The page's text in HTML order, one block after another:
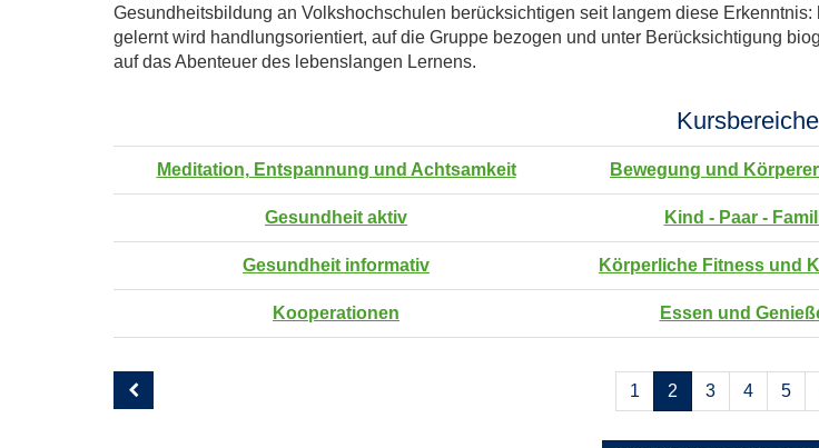
Gesundheitsbildung an Volkshochschulen berücksichtigen seit langem diese
gelernt wird handlungsorientiert, auf die Gruppe bezogen und unter Berücksichtigung
auf das Abenteuer des lebenslangen Lernens.
Kursbereiche
Meditation, Entspannung und Achtsamkeit Bewegung und
Gesundheit aktiv Kind - Paar -
Gesundheit informativ Körperliche Fitness und
Kooperationen Essen und
Seite
2
Seiten
blättern
1 2 3 4 5